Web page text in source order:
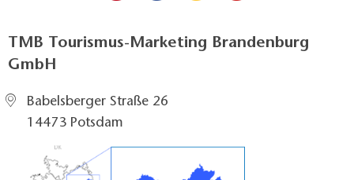
TMB Tourismus-Marketing Brandenburg
GmbH
Babelsberger Straße 26
14473 Potsdam